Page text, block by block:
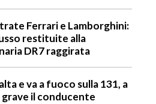
Ferrari e Lamborghini:
restituite alla
DR7 raggirata
e va a fuoco sulla 131, a
il conducente